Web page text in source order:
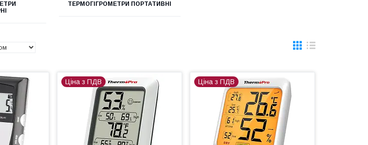
ТЕРМОГІГРОМЕТРИ ПОРТАТИВНІ
Ціна з ПДВ Ціна з ПДВ